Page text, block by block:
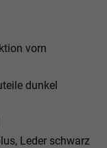
vorn
dunkel
Leder schwarz